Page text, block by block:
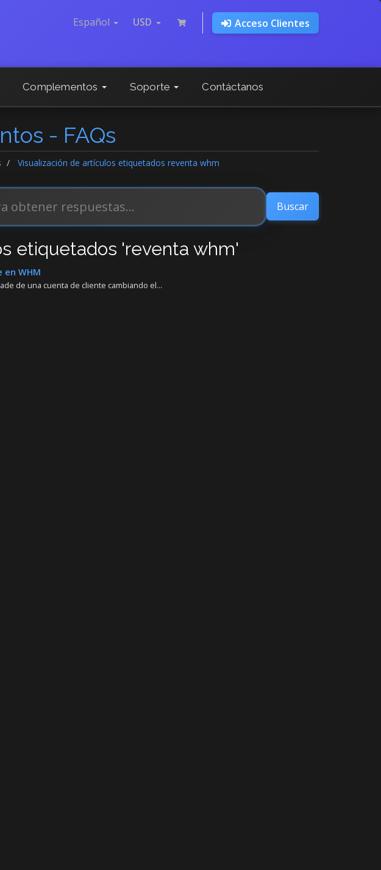
Español USD Acceso Clientes
Complementos Soporte Contáctanos
- FAQs
Visualización de artículos etiquetados reventa whm
etiquetados 'reventa whm'
WHM
de una cuenta de cliente cambiando el...